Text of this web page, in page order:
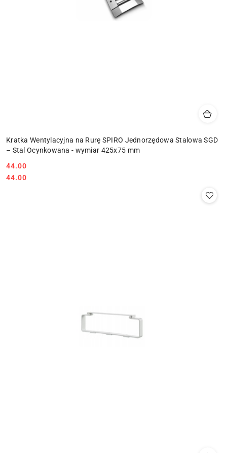
Kratka Wentylacyjna na Rurę SPIRO Jednorzędowa Stalowa SGD
– Stal Ocynkowana - wymiar 425x75 mm
Cena:
44.00
Cena:
44.00